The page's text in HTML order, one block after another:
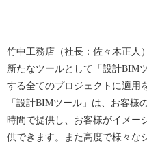
竹中工務店（社長：佐々木正人
新たなツールとして「設計BIM
する全てのプロジェクトに適用
「設計BIMツール」は、お客様
時間で提供し、お客様がイメー
供できます。また高度で様々な